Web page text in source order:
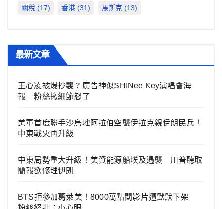
關稅 (17) 香港 (31) 馬斯克 (13)
最新文章
王心凌被爆抄襲？廣告神似SHINee Key演唱會海
報 粉絲揪細節怒了
美軍首度聯手沙烏地阿拉伯空襲伊拉克親伊朗民兵！
中東戰火再升級
中東局勢重大升級！美資能源船埃及遇襲 川普聽取
簡報欲修理伊朗
BTS拒參加葛萊美！8000萬點閱影片遭默默下架